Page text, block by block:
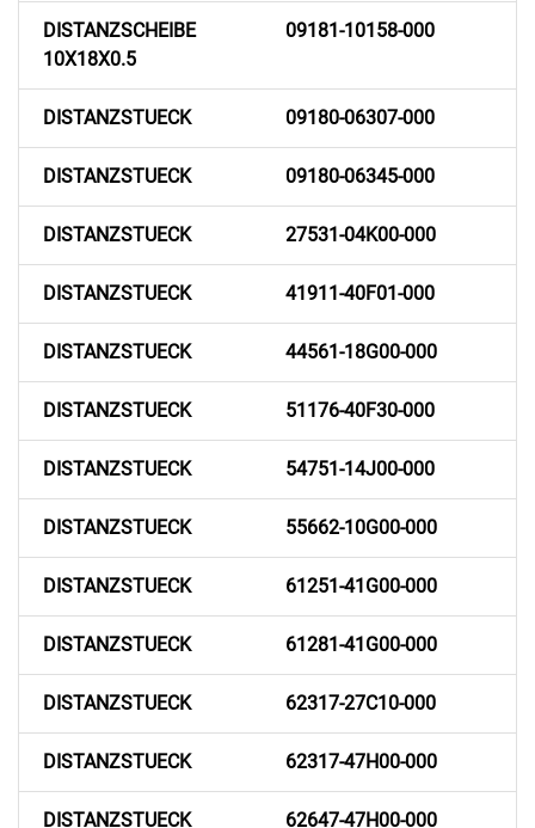
DISTANZSCHEIBE
10X18X0.5
09181-10158-000
DISTANZSTUECK 09180-06307-000
DISTANZSTUECK 09180-06345-000
DISTANZSTUECK 27531-04K00-000
DISTANZSTUECK 41911-40F01-000
DISTANZSTUECK 44561-18G00-000
DISTANZSTUECK 51176-40F30-000
DISTANZSTUECK 54751-14J00-000
DISTANZSTUECK 55662-10G00-000
DISTANZSTUECK 61251-41G00-000
DISTANZSTUECK 61281-41G00-000
DISTANZSTUECK 62317-27C10-000
DISTANZSTUECK 62317-47H00-000
DISTANZSTUECK 62647-47H00-000